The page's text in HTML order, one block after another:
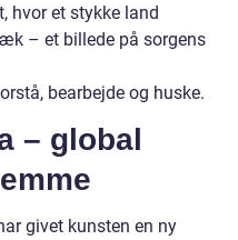
hvor et stykke land
– et billede på sorgens
bearbejde og huske.
– global
givet kunsten en ny